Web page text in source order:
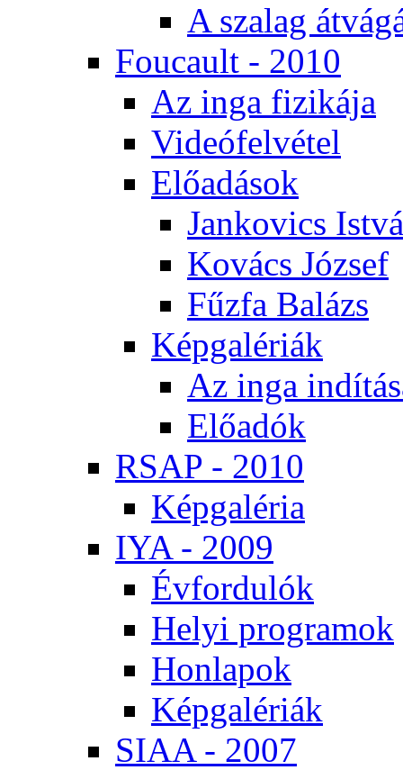
A sza­lag
Fo­u­ca­ult - 2010
Az in­ga fi­zi­ká­ja
Vi­de­ó­fel­vé­tel
Elő­adá­sok
Jan­ko­vics
Ko­vács Jó­zsef
Fűz­fa Ba­lázs
Kép­ga­lé­ri­ák
Az in­ga
Elő­adók
RSAP - 2010
Kép­ga­lé­ria
IYA - 2009
Év­for­du­lók
He­lyi prog­ra­mok
Hon­la­pok
Kép­ga­lé­ri­ák
SI­AA - 2007